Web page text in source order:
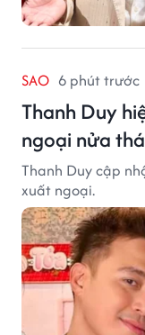
SAO 6 phút trước
Thanh Duy
ngoại nửa
Thanh Duy cập
xuất ngoại.